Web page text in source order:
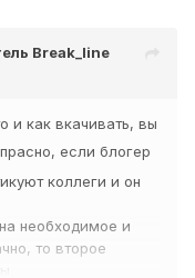
Break_line
и как вкачивать, вы
если блогер
коллеги и он
необходимое и
то второе